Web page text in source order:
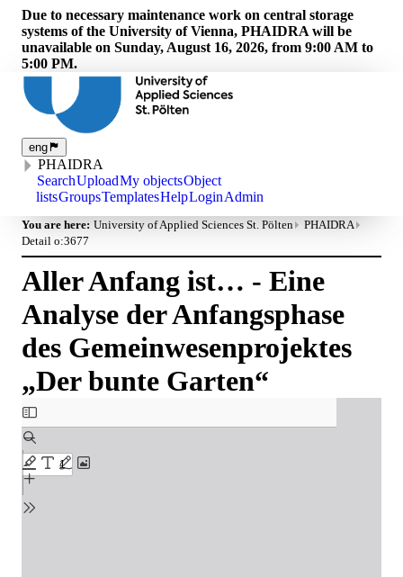
Due to necessary maintenance work on central storage
systems of the University of Vienna, PHAIDRA will be
unavailable on Sunday, August 16, 2026, from 9:00 AM to
5:00 PM.
eng
PHAIDRA
SearchUploadMy objectsObject
listsGroupsTemplatesHelpLoginAdmin
You are here: University of Applied Sciences St. Pölten
PHAIDRA
Detail o:3677
Aller Anfang ist… - Eine
Analyse der Anfangsphase
des Gemeinwesenprojektes
„Der bunte Garten“